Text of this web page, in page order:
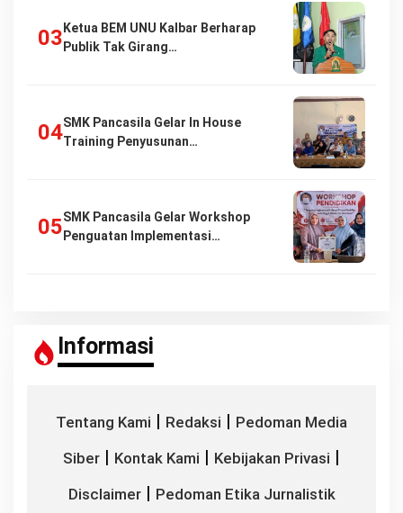
Ketua BEM UNU Kalbar Berharap
Publik Tak Girang…
SMK Pancasila Gelar In House
Training Penyusunan…
SMK Pancasila Gelar Workshop
Penguatan Implementasi…
Informasi
Tentang Kami | Redaksi | Pedoman Media
Siber | Kontak Kami | Kebijakan Privasi |
Disclaimer| Pedoman Etika Jurnalistik